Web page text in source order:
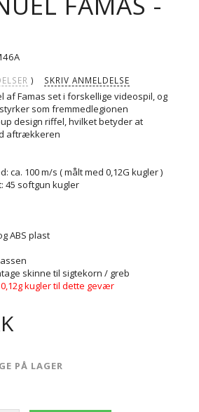
SKRIV ANMELDELSE
af Famas set i forskellige videospil, og
som fremmedlegionen
design riffel, hvilket betyder at
aftrækkeren
ca. 100 m/s ( målt med 0,12G kugler )
45 softgun kugler
ABS plast
skinne til sigtekorn / greb
kugler til dette gevær
PÅ LAGER